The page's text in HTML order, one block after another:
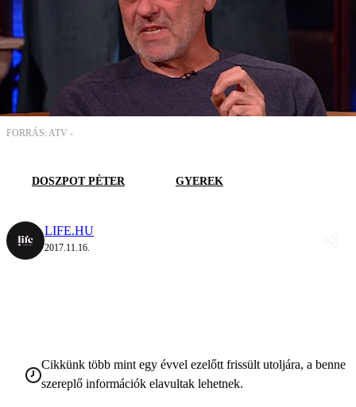
FORRÁS: ATV -
DOSZPOT PÉTER GYEREK
LIFE.HU
2017.11.16.
Cikkünk több mint egy évvel ezelőtt frissült utoljára, a benne
szereplő információk elavultak lehetnek.